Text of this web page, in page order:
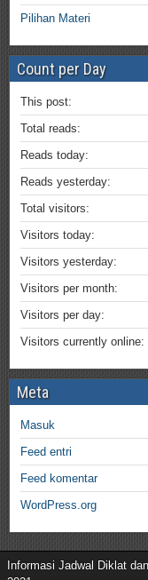
Pilihan Materi
Count per Day
This post:
Total reads:
Reads today:
Reads yesterday:
Total visitors:
Visitors today:
Visitors yesterday:
Visitors per month:
Visitors per day:
Visitors currently online:
Meta
Masuk
Feed entri
Feed komentar
WordPress.org
Informasi Jadwal Diklat